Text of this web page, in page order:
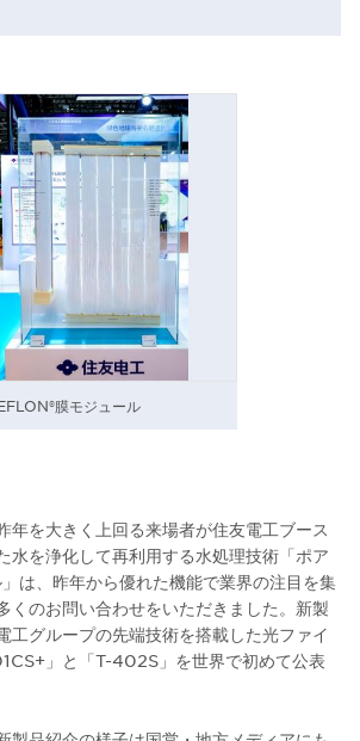
膜モジュール
年を大きく上回る来場者が住友電工ブース
水を浄化して再利用する水処理技術「ポア
は、昨年から優れた機能で業界の注目を集
くのお問い合わせをいただきました。新製
工グループの先端技術を搭載した光ファイ
」と「T-402S」を世界で初めて公表